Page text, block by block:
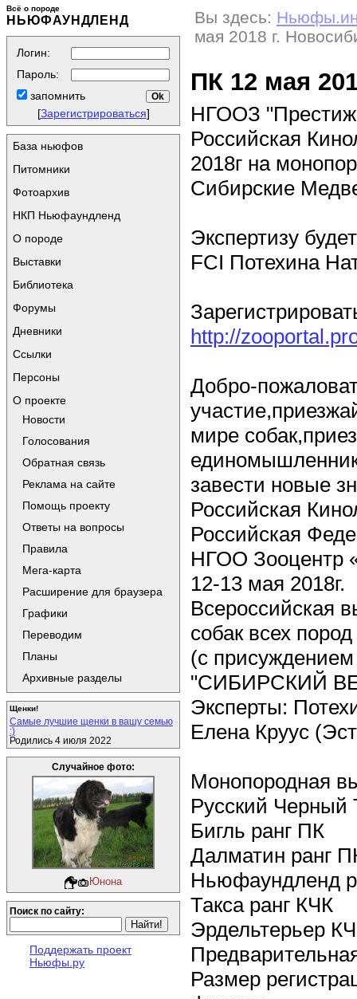
Всё о породе
НЬЮФАУНДЛЕНД
Логин:
Пароль:
запомнить
[Зарегистрироваться]
База ньюфов
Питомники
Фотоархив
НКП Ньюфаундленд
О породе
Выставки
Библиотека
Форумы
Дневники
Ссылки
Персоны
О проекте
Новости
Голосования
Обратная связь
Реклама на сайте
Помощь проекту
Ответы на вопросы
Правила
Мега-карта
Расширение для браузера
Графики
Переводим
Планы
Архивные разделы
Щенки!
Самые лучшие щенки в вашу семью
:)
Родились 4 июля 2022
Случайное фото:
Юнона
Поиск по сайту:
Поддержать проект
Ньюфы.ру
Вы здесь:
мая 2018 г.
ПК 12 мая
НГООЗ
Российская
2018г на
Сибирские
Экспертизу
FCI Потехина
http://
Добро-
мире
завести новые
Российская
Российская
НГОО Зооцентр
12-13 мая 2018г.
Всероссийская
собак всех пород
(с
"СИБИРСКИЙ
Эксперты:
Елена Круус
Монопородная
Русский Черный
Бигль ранг ПК
Далматин ранг
Ньюфаундленд
Такса ранг КЧК
Эрдельтерьер
Размер